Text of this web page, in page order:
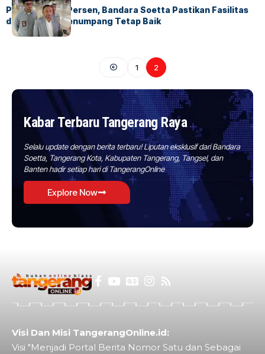
PSC Turun 50 Persen, Bandara Soetta Pastikan Fasilitas
dan Layanan Penumpang Tetap Baik
1 2
Kabar Terbaru Tangerang Raya
Selalu update dengan berita terbaru! Liputan eksklusif dari Bandara
Soetta, Tangerang Kota, Kabupaten Tangerang, Tangsel, dan
Banten hadir setiap hari di TangerangOnline
Explore Now
Visi Dan Misi TangerangOnline.id:
Visi "Menjadi Portal Berita Nomor Satu dan Sebagai